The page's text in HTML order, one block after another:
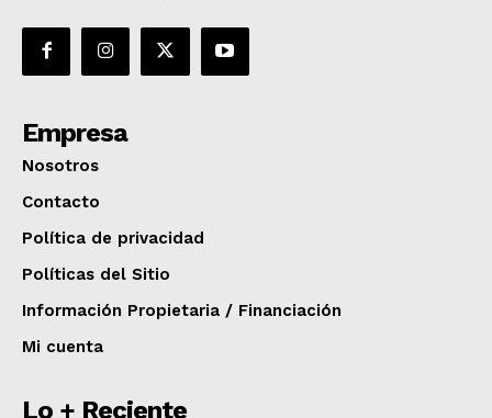
Empresa
Nosotros
Contacto
Política de privacidad
Políticas del Sitio
Información Propietaria / Financiación
Mi cuenta
Lo + Reciente